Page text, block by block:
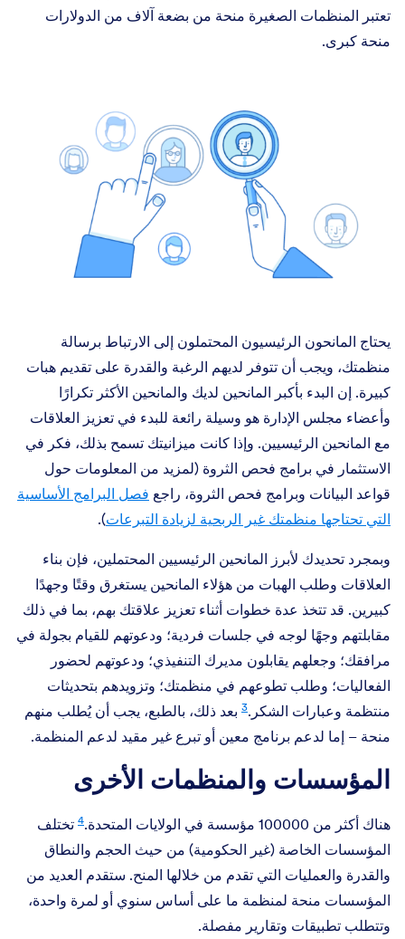
تعتبر المنظمات الصغيرة منحة من بضعة آلاف من الدولارات
منحة كبرى.
يحتاج المانحون الرئيسيون المحتملون إلى الارتباط برسالة
منظمتك، ويجب أن تتوفر لديهم الرغبة والقدرة على تقديم هبات
كبيرة. إن البدء بأكبر المانحين لديك والمانحين الأكثر تكرارًا
وأعضاء مجلس الإدارة هو وسيلة رائعة للبدء في تعزيز العلاقات
مع المانحين الرئيسيين. وإذا كانت ميزانيتك تسمح بذلك، فكر في
الاستثمار في برامج فحص الثروة (لمزيد من المعلومات حول
قواعد البيانات وبرامج فحص الثروة، راجع فصل البرامج الأساسية
التي تحتاجها منظمتك غير الربحية لزيادة التبرعات).
وبمجرد تحديدك لأبرز المانحين الرئيسيين المحتملين، فإن بناء
العلاقات وطلب الهبات من هؤلاء المانحين يستغرق وقتًا وجهدًا
كبيرين. قد تتخذ عدة خطوات أثناء تعزيز علاقتك بهم، بما في ذلك
مقابلتهم وجهًا لوجه في جلسات فردية؛ ودعوتهم للقيام بجولة في
مرافقك؛ وجعلهم يقابلون مديرك التنفيذي؛ ودعوتهم لحضور
الفعاليات؛ وطلب تطوعهم في منظمتك؛ وتزويدهم بتحديثات
منتظمة وعبارات الشكر.3 بعد ذلك، بالطبع، يجب أن يُطلب منهم
منحة – إما لدعم برنامج معين أو تبرع غير مقيد لدعم المنظمة.
المؤسسات والمنظمات الأخرى
هناك أكثر من 100000 مؤسسة في الولايات المتحدة. 4 تختلف
المؤسسات الخاصة (غير الحكومية) من حيث الحجم والنطاق
والقدرة والعمليات التي تقدم من خلالها المنح. ستقدم العديد من
المؤسسات منحة لمنظمة ما على أساس سنوي أو لمرة واحدة،
وتتطلب تطبيقات وتقارير مفصلة.